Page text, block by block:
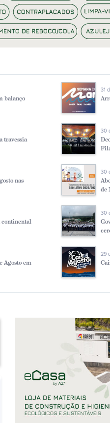
balanço
travessia
nas
continental
Agosto em
31
30
30
de
30
29